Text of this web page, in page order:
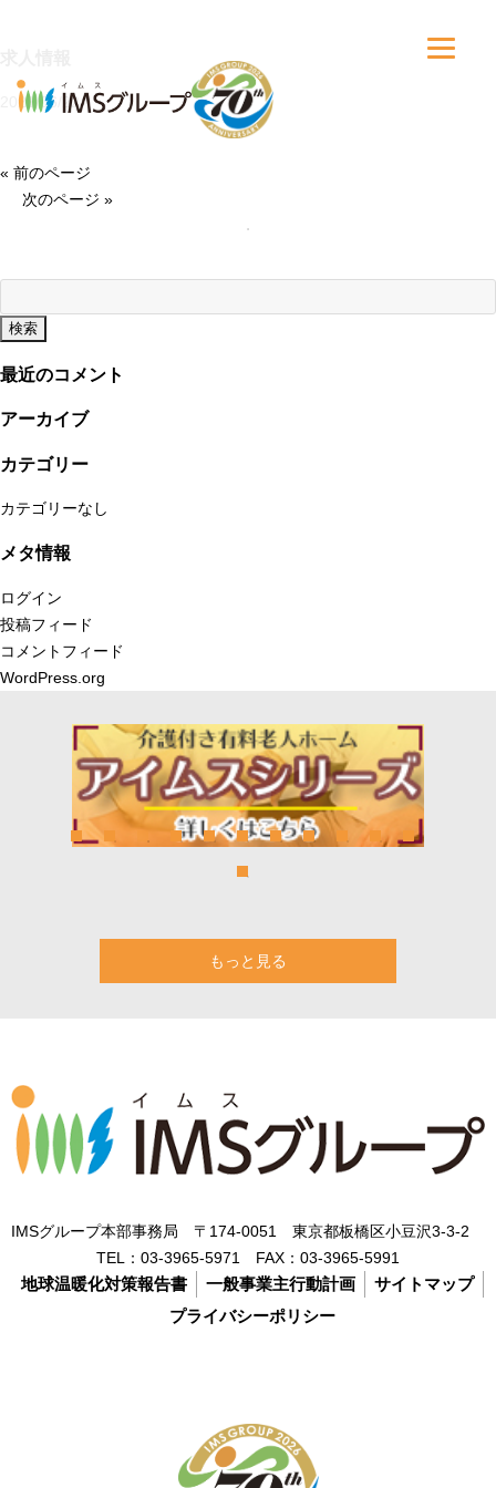
2021/06/22
« 前のページ
次のページ »
索:
最近のコメント
アーカイブ
カテゴリー
カテゴリーなし
メタ情報
ログイン
投稿フィード
コメントフィード
WordPress.org
もっと見る
IMSグループ本部事務局 〒174-0051 東京都板橋区小豆沢3-3-2
TEL： 03-3965-5971 FAX： 03-3965-5991
地球温暖化対策報告書 一般事業主行動計画
サイトマップ
プライバシーポリシー